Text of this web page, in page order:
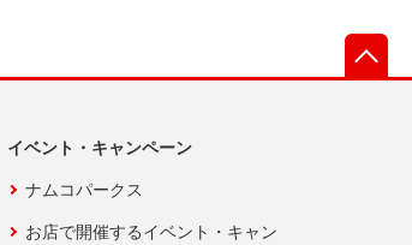
イベント・キャンペーン
ナムコパークス
お店で開催するイベント・キャン